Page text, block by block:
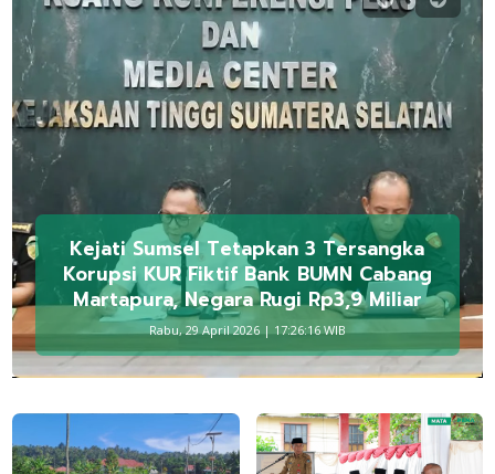
Kejati Sumsel Tetapkan 3 Tersangka
Korupsi KUR Fiktif Bank BUMN Cabang
Martapura, Negara Rugi Rp3,9 Miliar
Rabu, 29 April 2026 | 17:26:16 WIB